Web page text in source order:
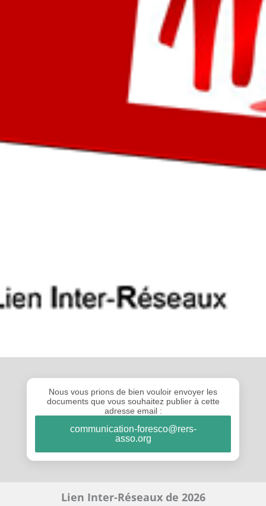
Nous vous prions de bien vouloir envoyer les
documents que vous souhaitez publier à cette
adresse email :
communication-foresco@rers-
asso.org
Lien Inter-Réseaux de 2026